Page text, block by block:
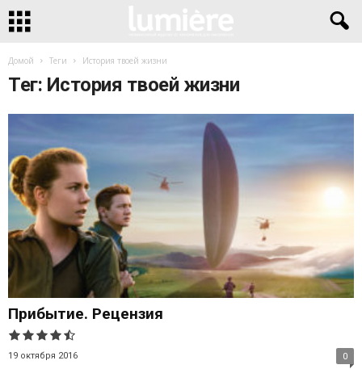
Домой Теги История твоей жизни
Тег: История твоей жизни
Прибытие. Рецензия
19 октября 2016 0